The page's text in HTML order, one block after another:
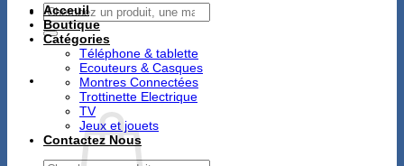
Recherche
pour :
Acceuil
Boutique
Catégories
Téléphone & tablette
Ecouteurs & Casques
Montres Connectées
Trottinette Electrique
TV
Jeux et jouets
Contactez Nous